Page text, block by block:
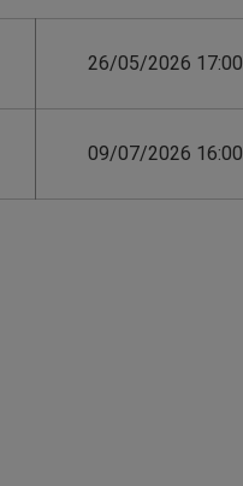
26/05/2026 17:00
09/07/2026 16:00